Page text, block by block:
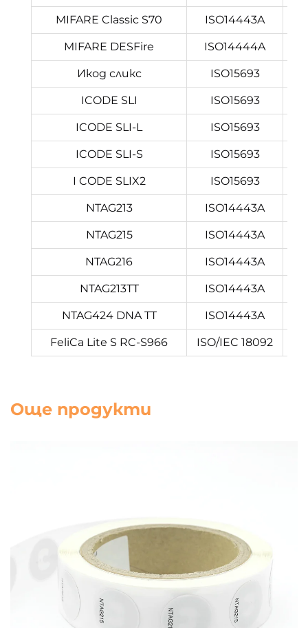
MIFARE Classic S70 ISO14443A
MIFARE DESFire ISO14444A
Икод сликс ISO15693
ICODE SLI ISO15693
ICODE SLI-L ISO15693
ICODE SLI-S ISO15693
I CODE SLIX2 ISO15693
NTAG213 ISO14443A
NTAG215 ISO14443A
NTAG216 ISO14443A
NTAG213TT ISO14443A
NTAG424 DNA TT ISO14443A
FeliCa Lite S RC-S966 ISO/IEC 18092
Още продукти